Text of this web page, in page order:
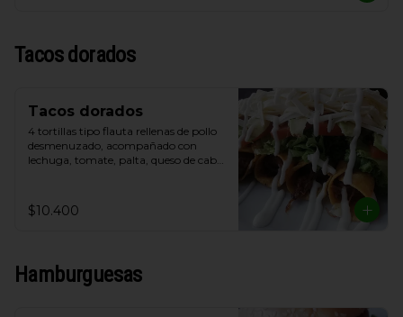
Tacos dorados
Tacos dorados
4 tortillas tipo flauta rellenas de pollo
desmenuzado, acompañado con
lechuga, tomate, palta, queso de cabra
$10.400
Hamburguesas